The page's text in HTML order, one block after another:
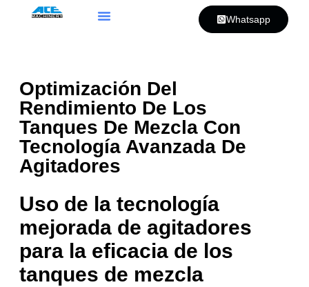
Whatsapp
Optimización Del
Rendimiento De Los
Tanques De Mezcla Con
Tecnología Avanzada De
Agitadores
Uso de la tecnología
mejorada de agitadores
para la eficacia de los
tanques de mezcla